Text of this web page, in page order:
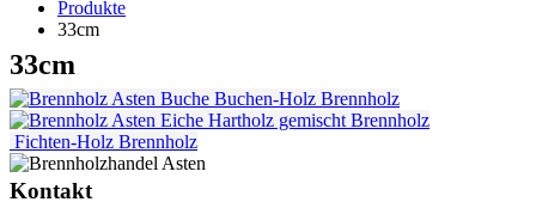
Produkte
33cm
33cm
Buchen-Holz Brennholz
Hartholz gemischt Brennholz
Fichten-Holz Brennholz
Kontakt